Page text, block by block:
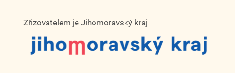
Zřizovatelem je Jihomoravský kraj